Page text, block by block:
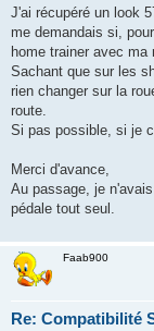
g
n
o
l
u
J'ai récupéré un look
me demandais si,
home trainer avec ma
Sachant que sur les
rien changer sur la
route.
Si pas possible, si je
Merci d'avance,
Au passage, je
pédale tout seul.
Faab900
Re: Compatibilité